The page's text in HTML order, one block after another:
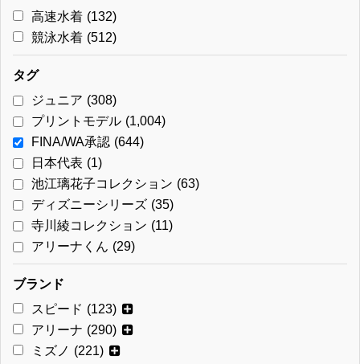
高速水着 (132)
競泳水着 (512)
タグ
ジュニア (308)
プリントモデル (1,004)
FINA/WA承認 (644)
日本代表 (1)
池江璃花子コレクション (63)
ディズニーシリーズ (35)
寺川綾コレクション (11)
アリーナくん (29)
ブランド
スピード (123)
アリーナ (290)
ミズノ (221)